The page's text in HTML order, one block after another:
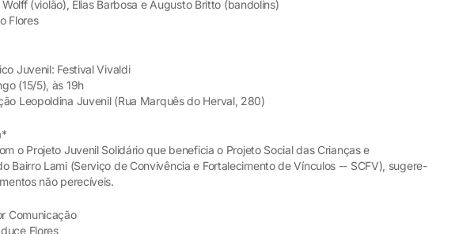
Wolff (violão), Elias Barbosa e Augusto Britto (bandolins)
Flores
Juvenil: Festival Vivaldi
(15/5), às 19h
Leopoldina Juvenil (Rua Marquês do Herval, 280)
o Projeto Juvenil Solidário que beneficia o Projeto Social das Crianças e
Bairro Lami (Serviço de Convivência e Fortalecimento de Vínculos -- SCFV), sugere-
não perecíveis.
Comunicação
Flores